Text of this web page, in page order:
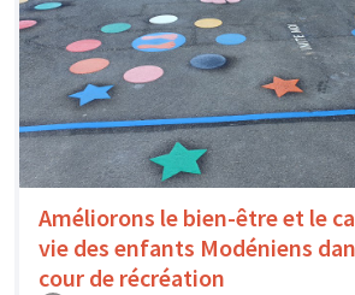
Améliorons le bien-être et le
vie des enfants Modéniens
cour de récréation